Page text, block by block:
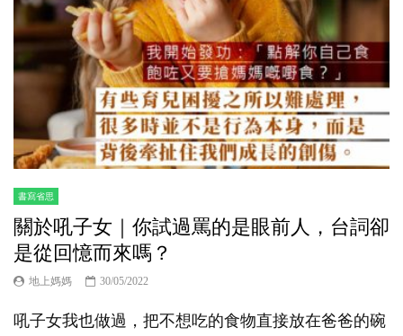
書寫省思
關於吼子女｜你試過罵的是眼前人，台詞卻
是從回憶而來嗎？
地上媽媽 30/05/2022
吼子女我也做過，把不想吃的食物直接放在爸爸的碗